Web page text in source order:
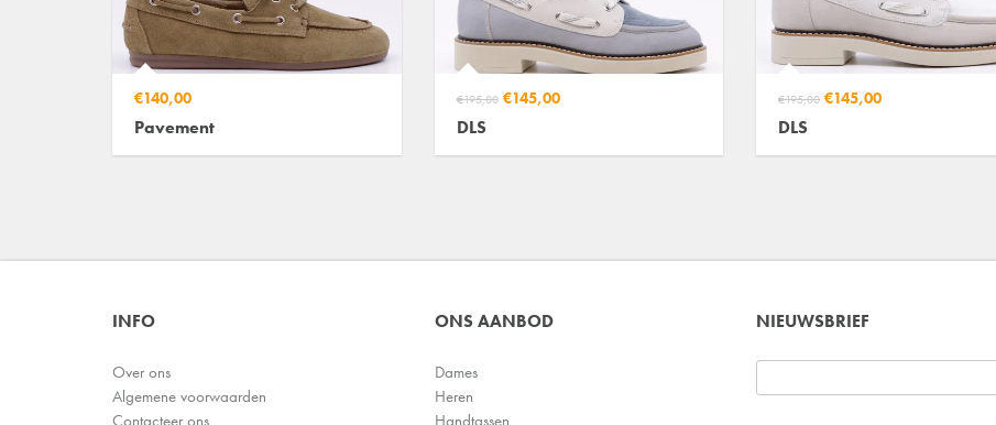
€140,00
Pavement
€195,00 €145,00
DLS
€195,00 €145,00
DLS
INFO
Over ons
Algemene voorwaarden
Contacteer ons
ONS AANBOD
Dames
Heren
Handtassen
NIEUWSBRIEF